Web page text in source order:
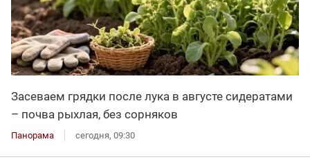
Засеваем грядки после лука в августе сидератами
– почва рыхлая, без сорняков
Панорама сегодня, 09:30